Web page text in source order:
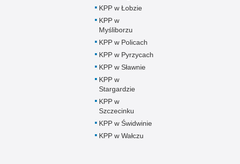
KPP w Łobzie
KPP w
Myśliborzu
KPP w Policach
KPP w Pyrzycach
KPP w Sławnie
KPP w
Stargardzie
KPP w
Szczecinku
KPP w Świdwinie
KPP w Wałczu